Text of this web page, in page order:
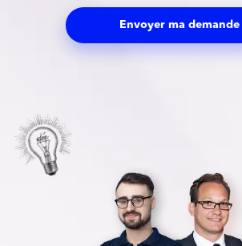
Envoyer ma demande